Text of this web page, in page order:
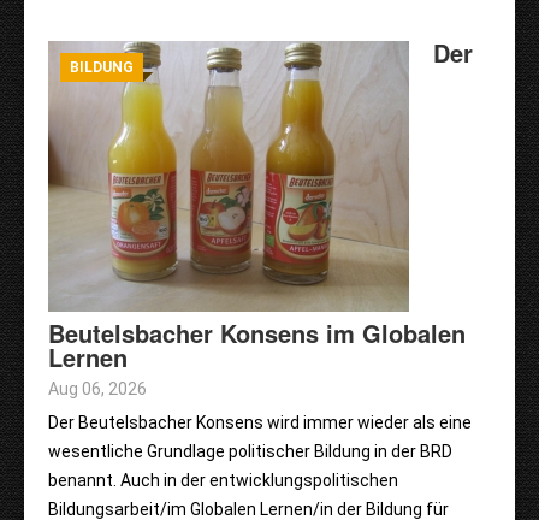
BILDUNG Der
Beutelsbacher Konsens im Globalen
Lernen
Aug 06, 2026
Der Beutelsbacher Konsens wird immer wieder als eine
wesentliche Grundlage politischer Bildung in der BRD
benannt. Auch in der entwicklungspolitischen
Bildungsarbeit/im Globalen Lernen/in der Bildung für